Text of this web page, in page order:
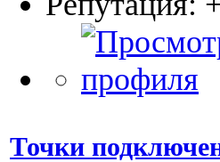
Точки